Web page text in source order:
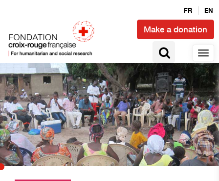
FR EN
Make a donation